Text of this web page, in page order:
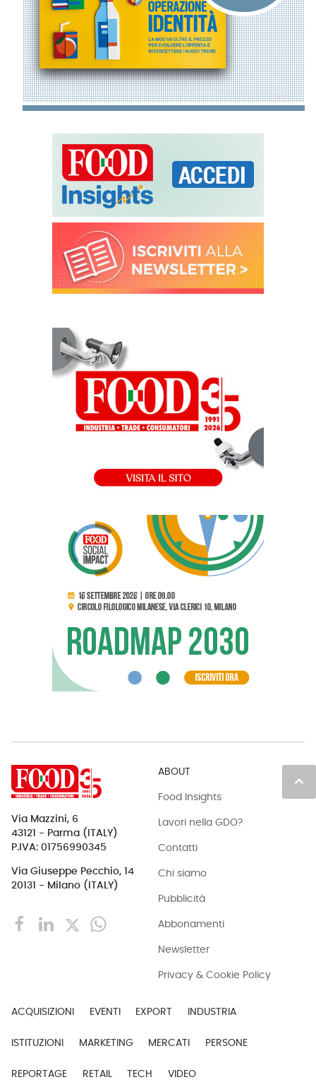
keyboard_arrow_up
Via Mazzini, 6
43121 - Parma (ITALY)
P.IVA: 01756990345
Via Giuseppe Pecchio, 14
20131 - Milano (ITALY)
ABOUT
Food Insights
Lavori nella GDO?
Contatti
Chi siamo
Pubblicità
Abbonamenti
Newsletter
Privacy & Cookie Policy
ACQUISIZIONI EVENTI EXPORT INDUSTRIA
ISTITUZIONI MARKETING MERCATI PERSONE
REPORTAGE RETAIL TECH VIDEO